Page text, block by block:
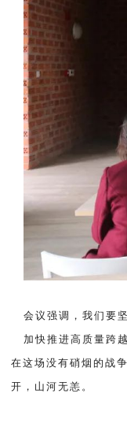
会议强调，我们要
加快推进高质量跨
在这场没有硝烟的战
开，山河无恙。